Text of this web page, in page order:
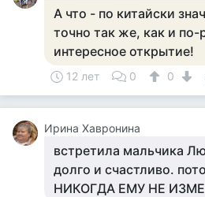
А что - по китайски
точно так же, как и по-
интересное открытие!
12 лет 0 0
Ирина Хавронина
встретила мальчика
долго и счастливо.
НИКОГДА ЕМУ НЕ